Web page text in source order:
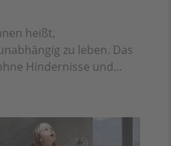
heißt,
zu leben. Das
Hindernisse und...